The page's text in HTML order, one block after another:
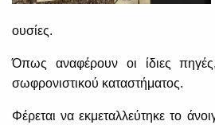
ουσίες.
Όπως αναφέρουν οι ίδιες
σωφρονιστικού καταστήματος.
Φέρεται να εκμεταλλεύτηκε το